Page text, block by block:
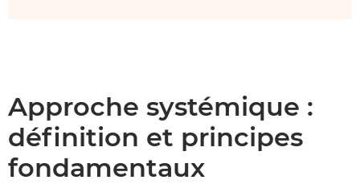
Approche systémique :
définition et principes
fondamentaux